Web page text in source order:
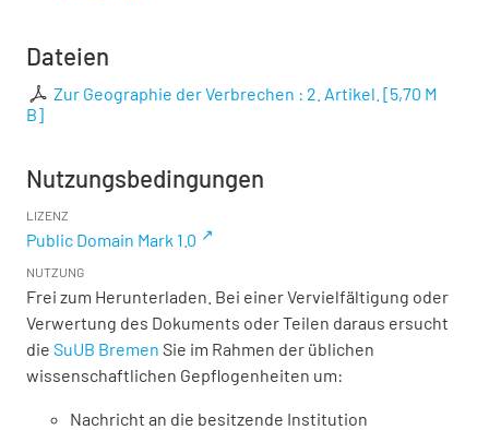
Dateien
Zur Geographie der Verbrechen : 2. Artikel. [5,70 M
B]
Nutzungsbedingungen
LIZENZ
Public Domain Mark 1.0
NUTZUNG
Frei zum Herunterladen. Bei einer Vervielfältigung oder
Verwertung des Dokuments oder Teilen daraus ersucht
die SuUB Bremen Sie im Rahmen der üblichen
wissenschaftlichen Gepflogenheiten um:
Nachricht an die besitzende Institution